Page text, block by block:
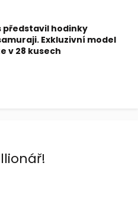
představil hodinky
Exkluzivní model
v 28 kusech